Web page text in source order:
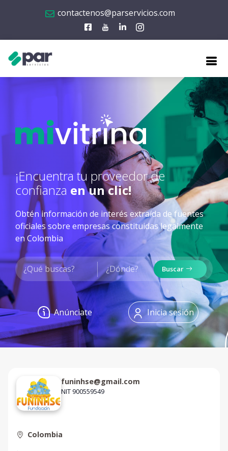
contactenos@parservicios.com
¡Encuentra tu proveedor de
confianza en un clic!
Obtén información de interés extraída de fuentes
oficiales sobre empresas constituidas legalmente
en Colombia
Buscar
Anúnciate Inicia sesión
funinhse@gmail.com
NIT 900559549
Colombia